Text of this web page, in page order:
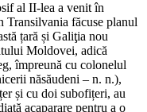
al II-lea a venit în
făcuse planul
țară și Galiţia nou
Moldovei, adică
împreună cu colonelul
năsăudeni – n. n.),
și cu doi subofițeri, au
acaparare pentru a o